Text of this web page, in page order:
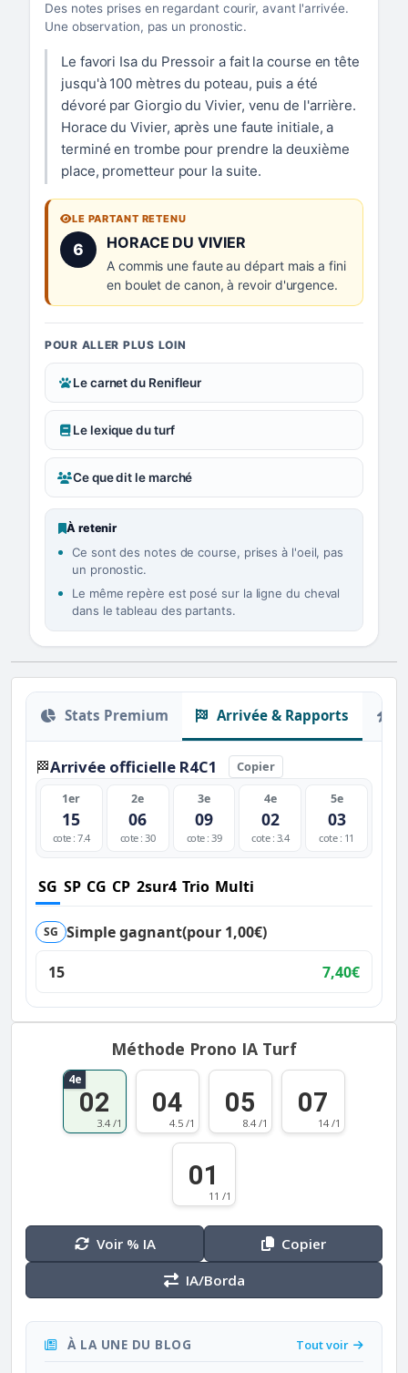
Des notes prises en regardant courir, avant l'arrivée.
Une observation, pas un pronostic.
Le favori Isa du Pressoir a fait la course en tête
jusqu'à 100 mètres du poteau, puis a été
dévoré par Giorgio du Vivier, venu de l'arrière.
Horace du Vivier, après une faute initiale, a
terminé en trombe pour prendre la deuxième
place, prometteur pour la suite.
LE PARTANT RETENU
6 Numéro 6 :
HORACE DU VIVIER
A commis une faute au départ mais a fini
en boulet de canon, à revoir d'urgence.
POUR ALLER PLUS LOIN
Le carnet du Renifleur
Le lexique du turf
Ce que dit le marché
À retenir
Ce sont des notes de course, prises à l'oeil, pas
un pronostic.
Le même repère est posé sur la ligne du cheval
dans le tableau des partants.
Stats Premium Arrivée & Rapports
🏁Arrivée officielle R4C1 Copier
1er
15
cote : 7.4
2e
06
cote : 30
3e
09
cote : 39
4e
02
cote : 3.4
5e
03
cote : 11
SG SP CG CP 2sur4 Trio Multi
SG Simple gagnant(pour 1,00€)
15
7,40€
Méthode Prono IA Turf
4e
02
3.4 /1
04
4.5 /1
05
8.4 /1
07
14 /1
01
11 /1
Voir % IA
Copier
IA/Borda
À LA UNE DU BLOG Tout voir